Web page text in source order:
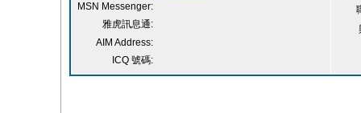
MSN Messenger:
雅虎訊息通:
AIM Address:
ICQ 號碼: